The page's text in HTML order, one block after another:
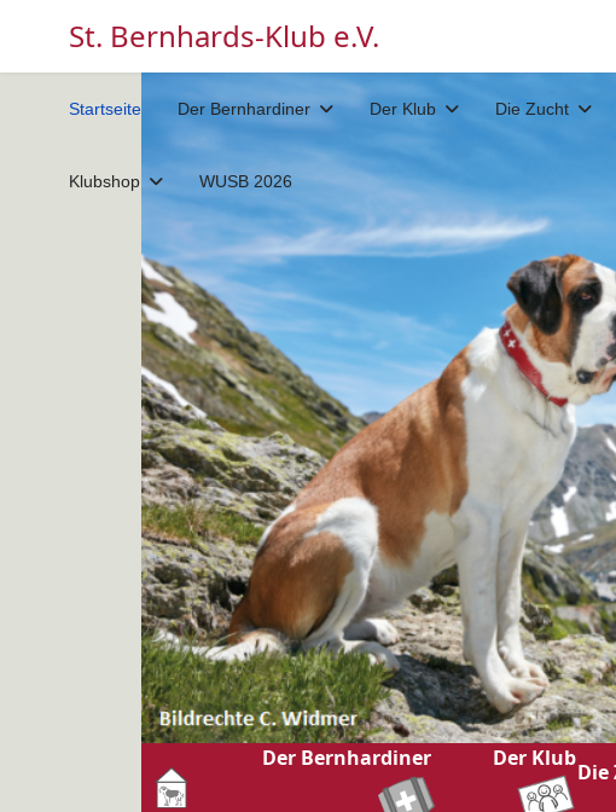
St. Bernhards-Klub e.V.
Startseite Der Bernhardiner Der Klub Die Zucht
Klubshop WUSB 2026
Der Bernhardiner Der Klub
Die